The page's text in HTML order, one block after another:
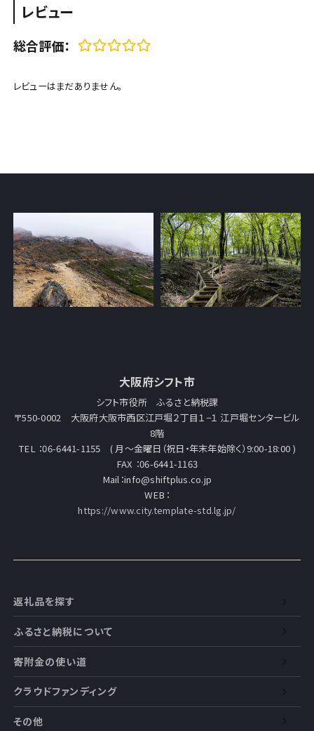
レビュー
総合評価：
レビューはまだありません。
大阪府シフト市
シフト市役所 ふるさと納税課
〒550-0002 大阪府大阪市西区江戸堀２丁目１−１ 江戸堀センタービル
8階
TEL ：06-6441-1155 ( 月～金曜日（祝日・年末年始除く）9:00-18:00 )
FAX ：06-6441-1163
Mail：info@shiftplus.co.jp
WEB：
https://www.city.template-std.lg.jp/
返礼品を探す
ふるさと納税について
寄附金の使い道
クラウドファンディング
その他